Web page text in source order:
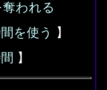
われる
を使う
】
】